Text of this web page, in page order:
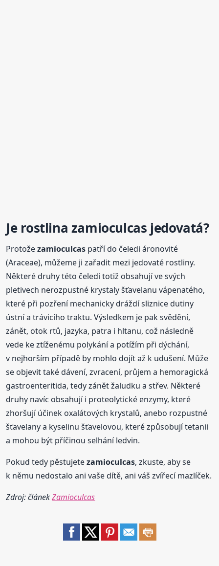
Je rostlina zamioculcas jedovatá?
Protožezamioculcas patří do čeledi áronovité
(Araceae), můžeme ji zařadit mezi jedovaté rostliny.
Některé druhy této čeledi totiž obsahují ve svých
pletivech nerozpustné krystaly šťavelanu vápenatého,
které při pozření mechanicky dráždí sliznice dutiny
ústní a trávicího traktu. Výsledkem je pak svědění,
zánět, otok rtů, jazyka, patra i hltanu, což následně
vede ke ztíženému polykání a potížím při dýchání,
v nejhorším případě by mohlo dojít až k udušení. Může
se objevit také dávení, zvracení, průjem a hemoragická
gastroenteritida, tedy zánět žaludku a střev. Některé
druhy navíc obsahují i proteolytické enzymy, které
zhoršují účinek oxalátových krystalů, anebo rozpustné
šťavelany a kyselinu šťavelovou, které způsobují tetanii
a mohou být příčinou selhání ledvin.
Pokud tedy pěstujetezamioculcas, zkuste, aby se
k němu nedostalo ani vaše dítě, ani váš zvířecí mazlíček.
Zdroj: článekZamioculcas